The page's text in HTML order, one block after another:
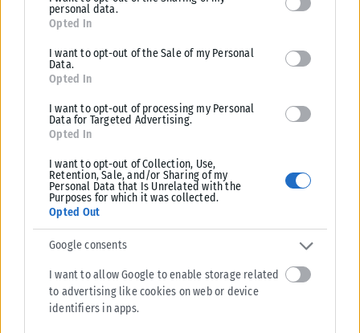
for below specified purposes in below Google consent section.
personal data.
Opted In
I want to opt-out of the Sale of my Personal
Data.
Opted In
I want to opt-out of processing my Personal
Data for Targeted Advertising.
Opted In
I want to opt-out of Collection, Use,
Retention, Sale, and/or Sharing of my
Personal Data that Is Unrelated with the
Purposes for which it was collected.
Opted Out
Google consents
I want to allow Google to enable storage related
to advertising like cookies on web or device
identifiers in apps.